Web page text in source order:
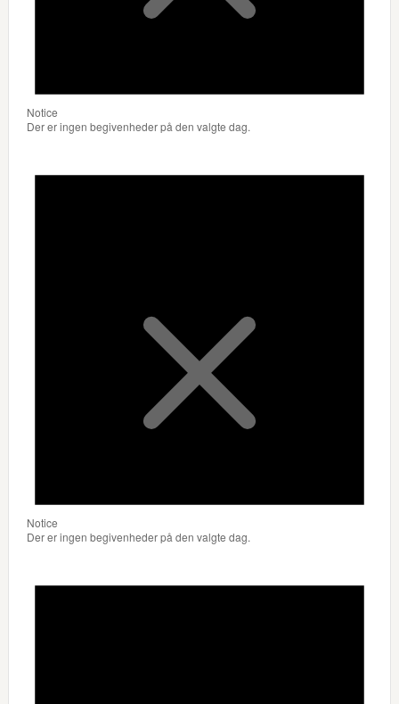
Notice
Der er ingen begivenheder på den valgte dag.
Notice
Der er ingen begivenheder på den valgte dag.